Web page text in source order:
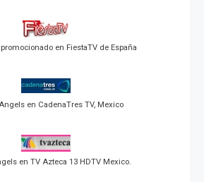
en FiestaTV de España
en CadenaTres TV, Mexico
en TV Azteca 13 HDTV Mexico.